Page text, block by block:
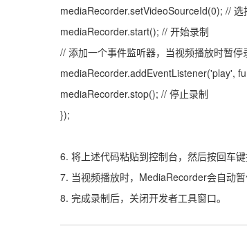
mediaRecorder.setVideoSourceId(0); // 选
mediaRecorder.start(); // 开始录制
// 添加一个事件监听器，当视频播放时暂停
mediaRecorder.addEventListener('play',
mediaRecorder.stop(); // 停止录制
});
6. 将上述代码粘贴到控制台，然后按回车
7. 当视频播放时，MediaRecorder会自动
8. 完成录制后，关闭开发者工具窗口。